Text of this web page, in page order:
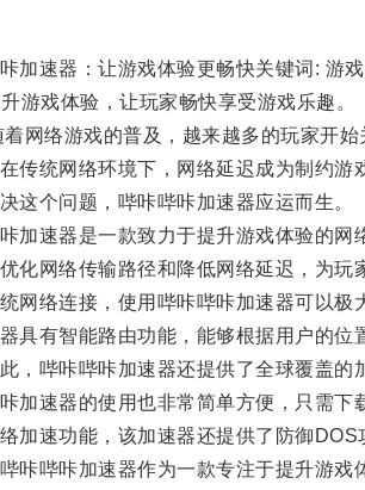
速器：让游戏体验更畅快关键词: 游戏
游戏体验，让玩家畅快享受游戏乐趣。
络游戏的普及，越来越多的玩家开始
统网络环境下，网络延迟成为制约游
个问题，哔咔哔咔加速器应运而生。
速器是一款致力于提升游戏体验的网
网络传输路径和降低网络延迟，为玩
络连接，使用哔咔哔咔加速器可以极
有智能路由功能，能够根据用户的位
哔咔哔咔加速器还提供了全球覆盖的
速器的使用也非常简单方便，只需下
速功能，该加速器还提供了防御DOS
哔咔加速器作为一款专注于提升游戏